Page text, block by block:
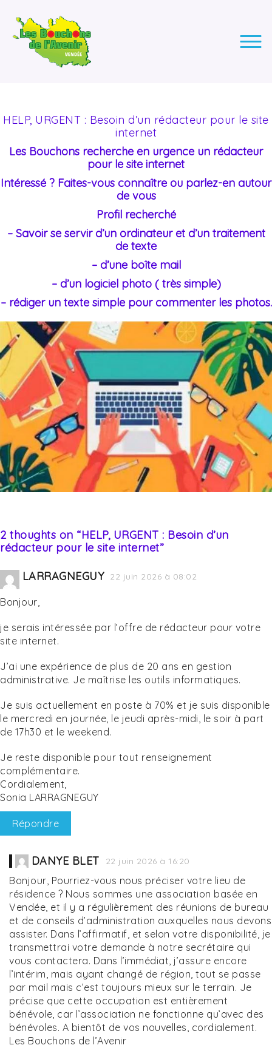
HELP, URGENT : Besoin d’un rédacteur pour le site
internet
Les Bouchons recherche en urgence un rédacteur
pour le site internet
Intéressé ? Faites-vous connaître ou parlez-en autour
de vous
Profil recherché
– Savoir se servir d’un ordinateur et d’un traitement
de texte
– d’une boîte mail
– d’un logiciel photo ( très simple)
– rédiger un texte simple pour commenter les photos.
2 thoughts on “HELP, URGENT : Besoin d’un
rédacteur pour le site internet”
LARRAGNEGUY 22 juin 2026 à 08:02
Bonjour,
je serais intéressée par l’offre de rédacteur pour votre
site internet.
J’ai une expérience de plus de 20 ans en gestion
administrative. Je maîtrise les outils informatiques.
Je suis actuellement en poste à 70% et je suis disponible
le mercredi en journée, le jeudi après-midi, le soir à part
de 17h30 et le weekend.
Je reste disponible pour tout renseignement
complémentaire.
Cordialement,
Sonia LARRAGNEGUY
Répondre
DANYE BLET 22 juin 2026 à 16:20
Bonjour, Pourriez-vous nous préciser votre lieu de
résidence ? Nous sommes une association basée en
Vendée, et il y a régulièrement des réunions de bureau
et de conseils d’administration auxquelles nous devons
assister. Dans l’affirmatif, et selon votre disponibilité, je
transmettrai votre demande à notre secrétaire qui
vous contactera. Dans l’immédiat, j’assure encore
l’intérim, mais ayant changé de région, tout se passe
par mail mais c’est toujours mieux sur le terrain. Je
précise que cette occupation est entièrement
bénévole, car l’association ne fonctionne qu’avec des
bénévoles. A bientôt de vos nouvelles, cordialement.
Les Bouchons de l’Avenir